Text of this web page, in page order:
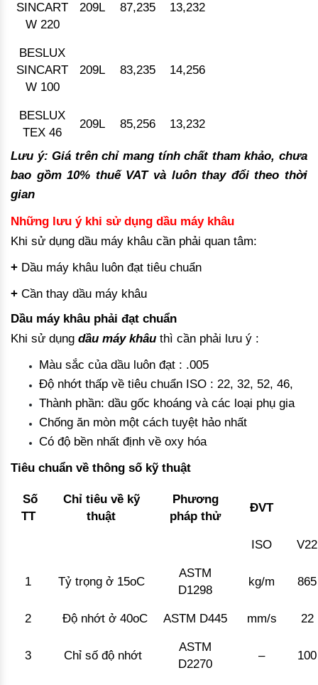
SINCART
W 220
209L 87,235 13,232
BESLUX
SINCART
W 100
209L 83,235 14,256
BESLUX
TEX 46
209L 85,256 13,232
Lưu ý: Giá trên chỉ mang tính chất tham khảo, chưa
bao gồm 10% thuế VAT và luôn thay đổi theo thời
gian
Những lưu ý khi sử dụng dầu máy khâu
Khi sử dụng dầu máy khâu cần phải quan tâm:
+ Dầu máy khâu luôn đạt tiêu chuẩn
+ Cần thay dầu máy khâu
Dầu máy khâu phải đạt chuẩn
Khi sử dụng dầu máy khâu thì cần phải lưu ý :
Màu sắc của dầu luôn đạt : .005
Độ nhớt thấp về tiêu chuẩn ISO : 22, 32, 52, 46,
Thành phần: dầu gốc khoáng và các loại phụ gia
Chống ăn mòn một cách tuyệt hảo nhất
Có độ bền nhất định về oxy hóa
Tiêu chuẩn về thông số kỹ thuật
Số
TT
Chỉ tiêu về kỹ
thuật
Phương
pháp thử
ĐVT
ISO V22
1 Tỷ trọng ở 15oC
ASTM
D1298
kg/m 865
2 Độ nhớt ở 40oC ASTM D445 mm/s 22
3 Chỉ số độ nhớt
ASTM
D2270
– 100